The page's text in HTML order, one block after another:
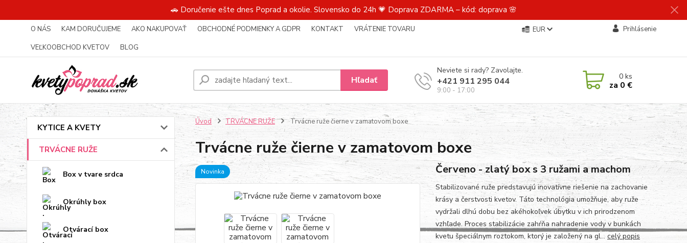
🚗 Doručenie ešte dnes Poprad a okolie. Slovensko do 24h 💗 Doprava ZDARMA – kód: doprava 🌸
O NÁS KAM DORUČUJEME AKO NAKUPOVAŤ OBCHODNÉ PODMIENKY A GDPR KONTAKT
VRÁTENIE TOVARU
VEĽKOOBCHOD KVETOV
BLOG
EUR Prihlásenie
Hľadať
Neviete si rady? Zavolajte.
+421 911 295 044
9:00 - 17:00
0ks
za 0 €
KYTICE A KVETY
TRVÁCNE RUŽE
Box v tvare srdca
Okrúhly box
Otvárací box
Úvod TRVÁCNE RUŽE Trvácne ruže čierne v zamatovom boxe
Trvácne ruže čierne v zamatovom boxe
Novinka Červeno - zlatý box s 3 ružami a machom
Stabilizované ruže predstavujú inovatívne riešenie na zachovanie
krásy a čerstvosti kvetov. Táto technológia umožňuje, aby ruže
vydržali dlhú dobu bez akéhokoľvek úbytku v ich prirodzenom
vzhľade. Proces stabilizácie zahŕňa nahradenie vody v bunkách
kvetu špeciálnym roztokom, ktorý je založený na gl... celý popis